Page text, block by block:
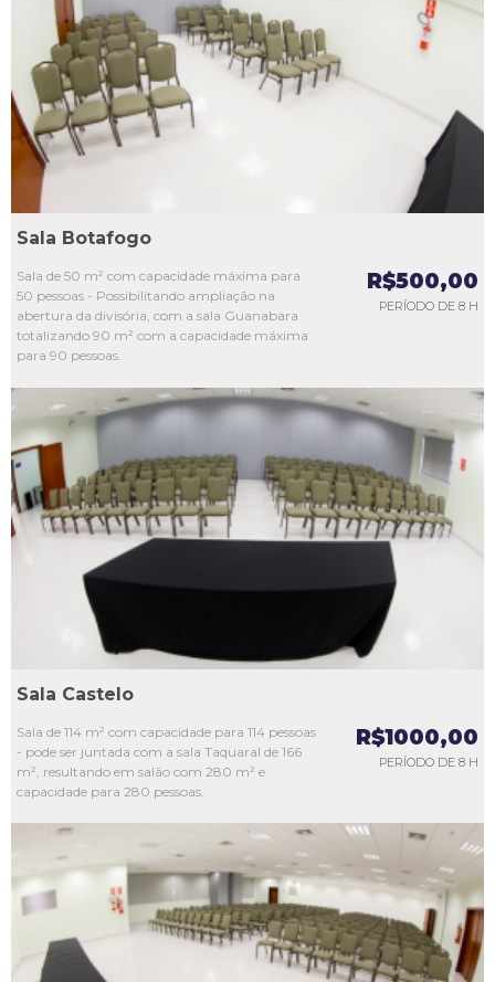
L1
L2
L3
L4
Sala Botafogo
Sala de 50 m² com capacidade máxima para
50 pessoas - Possibilitando ampliação na
abertura da divisória, com a sala Guanabara
totalizando 90 m² com a capacidade máxima
para 90 pessoas.
R$500,00
PERÍODO DE 8 H
L2
L3
L4
Sala Castelo
Sala de 114 m² com capacidade para 114 pessoas
- pode ser juntada com a sala Taquaral de 166
m², resultando em salão com 280 m² e
capacidade para 280 pessoas.
R$1000,00
PERÍODO DE 8 H
L3
L4